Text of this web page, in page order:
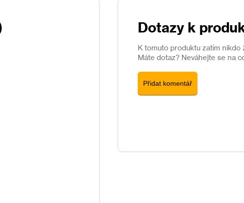
Dotazy k
K tomuto produktu zatím nikdo
Máte dotaz? Neváhejte se na
Přidat komentář